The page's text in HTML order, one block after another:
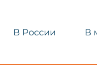
В России В